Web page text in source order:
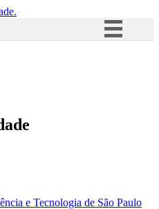
Acesso à informação
e Tecnologia de São Paulo